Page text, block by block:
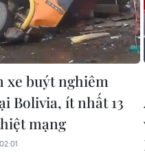
xe buýt nghiêm
Bolivia, ít nhất 13
mạng